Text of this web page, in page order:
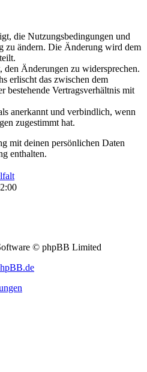
die Nutzungsbedingungen und
zu ändern. Die Änderung wird dem
den Änderungen zu widersprechen.
erlischt das zwischen dem
bestehende Vertragsverhältnis mit
anerkannt und verbindlich, wenn
zugestimmt hat.
mit deinen persönlichen Daten
enthalten.
© phpBB Limited